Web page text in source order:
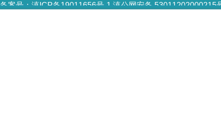
备案号： 滇ICP备19011656号-1 滇公网安备 53011202000215